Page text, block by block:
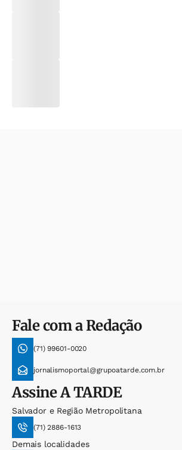
Fale com a Redação
(71) 99601-0020
jornalismoportal@grupoatarde.com.br
AssineA TARDE
Salvador e Região Metropolitana
(71) 2886-1613
Demais localidades